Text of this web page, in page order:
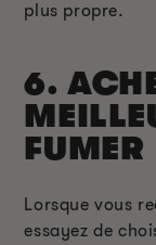
plus propre.
6.
FUMER
Lorsque vous
essayez de